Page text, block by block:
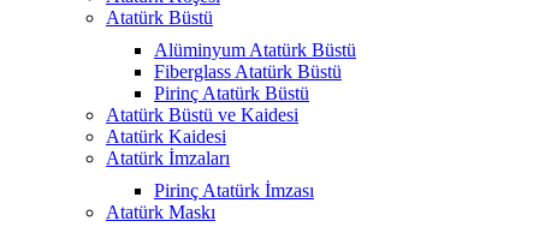
Atatürk Büstü
Alüminyum Atatürk Büstü
Fiberglass Atatürk Büstü
Pirinç Atatürk Büstü
Atatürk Büstü ve Kaidesi
Atatürk Kaidesi
Atatürk İmzaları
Pirinç Atatürk İmzası
Atatürk Maskı